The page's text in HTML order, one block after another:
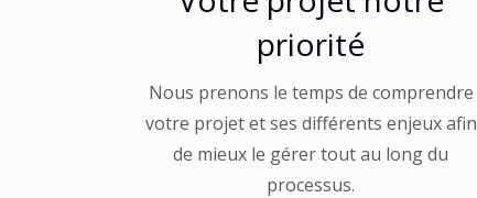
priorité
Nous prenons le temps de comprendre
votre projet et ses différents enjeux afin
de mieux le gérer tout au long du
processus.